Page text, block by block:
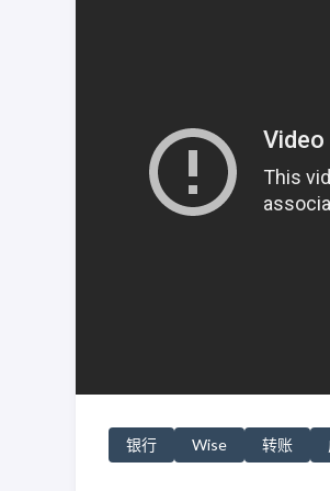
银行 Wise 转账